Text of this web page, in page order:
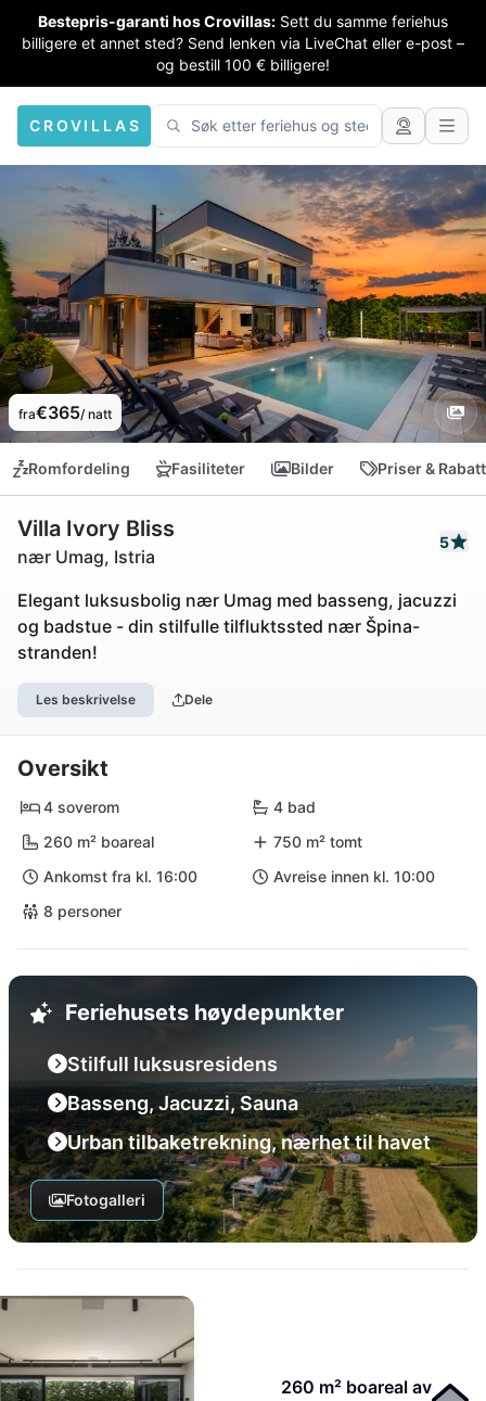
Bestepris-garanti hos Crovillas: Sett du samme feriehus
billigere et annet sted? Send lenken via LiveChat eller e-post –
og bestill 100 € billigere!
CROVILLAS
fra€365/ natt
Romfordeling Fasiliteter Bilder Priser &
Villa Ivory Bliss
nær Umag, Istria
5
Elegant luksusbolig nær Umag med basseng, jacuzzi
og badstue - din stilfulle tilfluktssted nær Špina-
stranden!
Les beskrivelse Dele
Oversikt
4 soverom
4 bad
260 m² boareal
750 m² tomt
Ankomst fra kl. 16:00
Avreise innen kl. 10:00
8 personer
Feriehusets høydepunkter
Stilfull luksusresidens
Basseng, Jacuzzi, Sauna
Urban tilbaketrekning, nærhet til havet
Fotogalleri
260 m² boareal av